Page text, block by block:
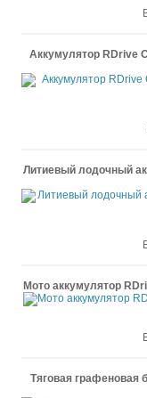
Аккумулятор RDrive
Литиевый лодочный
Мото аккумулятор
Тяговая графеновая